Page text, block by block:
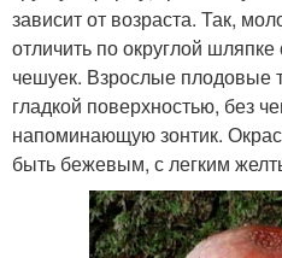
зависит от возраста. Так,
отличить по округлой
чешуек. Взрослые плодовые
гладкой поверхностью, без
напоминающую зонтик.
быть бежевым, с легким